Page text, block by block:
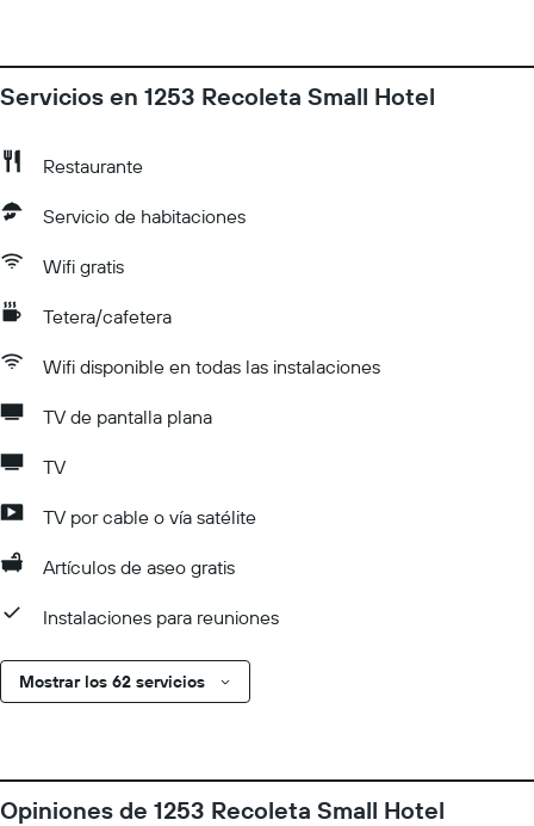
Servicios en 1253 Recoleta Small Hotel
Restaurante
Servicio de habitaciones
Wifi gratis
Tetera/cafetera
Wifi disponible en todas las instalaciones
TV de pantalla plana
TV
TV por cable o vía satélite
Artículos de aseo gratis
Instalaciones para reuniones
Mostrar los 62 servicios
Opiniones de 1253 Recoleta Small Hotel